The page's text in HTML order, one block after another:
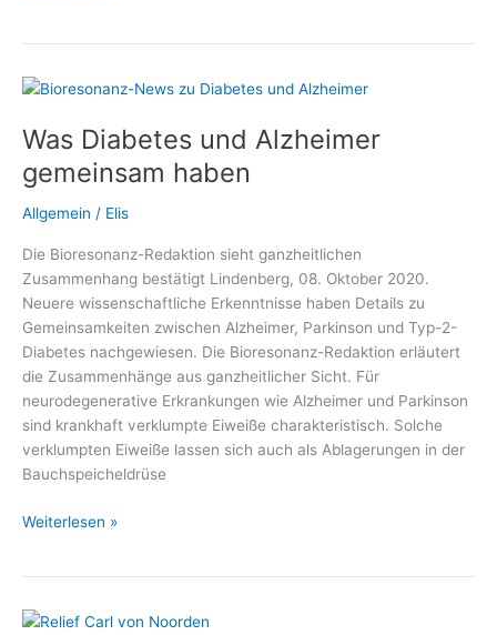
Snacks
Was Diabetes und Alzheimer
gemeinsam haben
Allgemein / Elis
Die Bioresonanz-Redaktion sieht ganzheitlichen
Zusammenhang bestätigt Lindenberg, 08. Oktober 2020.
Neuere wissenschaftliche Erkenntnisse haben Details zu
Gemeinsamkeiten zwischen Alzheimer, Parkinson und Typ-2-
Diabetes nachgewiesen. Die Bioresonanz-Redaktion erläutert
die Zusammenhänge aus ganzheitlicher Sicht. Für
neurodegenerative Erkrankungen wie Alzheimer und Parkinson
sind krankhaft verklumpte Eiweiße charakteristisch. Solche
verklumpten Eiweiße lassen sich auch als Ablagerungen in der
Bauchspeicheldrüse
Was
gemeinsam
Weiterlesen »